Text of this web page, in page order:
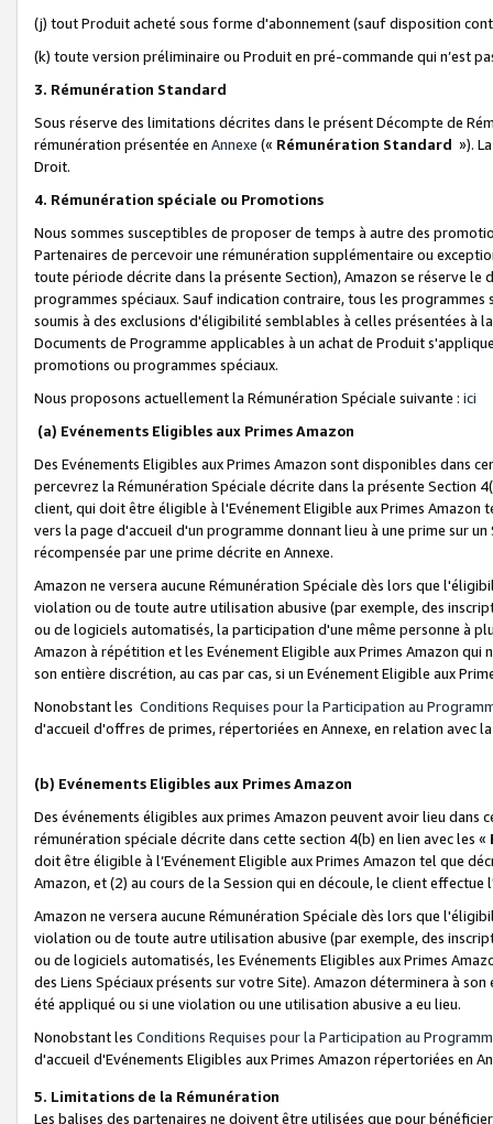
(j) tout Produit acheté sous forme d'abonnement (sauf disposition
(k) toute version préliminaire ou Produit en pré-commande qui n’est
3. Rémunération Standard
Sous réserve des limitations décrites dans le présent Décompte de
rémunération présentée en Annexe (« Rémunération Standard »).
Droit.
4. Rémunération spéciale ou Promotions
Nous sommes susceptibles de proposer de temps à autre des
Partenaires de percevoir une rémunération supplémentaire ou
toute période décrite dans la présente Section), Amazon se réserve
programmes spéciaux. Sauf indication contraire, tous les
soumis à des exclusions d'éligibilité semblables à celles présentées à
Documents de Programme applicables à un achat de Produit
promotions ou programmes spéciaux.
Nous proposons actuellement la Rémunération Spéciale suivante : ici
(a) Evénements Eligibles aux Primes Amazon
Des Evénements Eligibles aux Primes Amazon sont disponibles dans
percevrez la Rémunération Spéciale décrite dans la présente Section
client, qui doit être éligible à l'Evénement Eligible aux Primes Amazon
vers la page d'accueil d'un programme donnant lieu à une prime sur
récompensée par une prime décrite en Annexe.
Amazon ne versera aucune Rémunération Spéciale dès lors que
violation ou de toute autre utilisation abusive (par exemple, des
ou de logiciels automatisés, la participation d'une même personne à
Amazon à répétition et les Evénement Eligible aux Primes Amazon qui
son entière discrétion, au cas par cas, si un Evénement Eligible aux
Nonobstant les Conditions Requises pour la Participation au
d'accueil d'offres de primes, répertoriées en Annexe, en relation avec
(b) Evénements Eligibles aux Primes Amazon
Des événements éligibles aux primes Amazon peuvent avoir lieu dans
rémunération spéciale décrite dans cette section 4(b) en lien avec les «
doit être éligible à l’Evénement Eligible aux Primes Amazon tel que
Amazon, et (2) au cours de la Session qui en découle, le client
Amazon ne versera aucune Rémunération Spéciale dès lors que
violation ou de toute autre utilisation abusive (par exemple, des
ou de logiciels automatisés, les Evénements Eligibles aux Primes
des Liens Spéciaux présents sur votre Site). Amazon déterminera à
été appliqué ou si une violation ou une utilisation abusive a eu lieu.
Nonobstant les Conditions Requises pour la Participation au
d'accueil d'Evénements Eligibles aux Primes Amazon répertoriées en
5. Limitations de la Rémunération
Les balises des partenaires ne doivent être utilisées que pour